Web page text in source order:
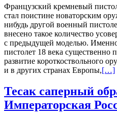
Французский кремневый
стал поистине новаторским
нибудь другой военный
внесено такое количество
с предыдущей моделью.
пистолет 18 века существенно
развитие короткоствольного
и в других странах Европы,[…]
Тесак саперный
Императорская